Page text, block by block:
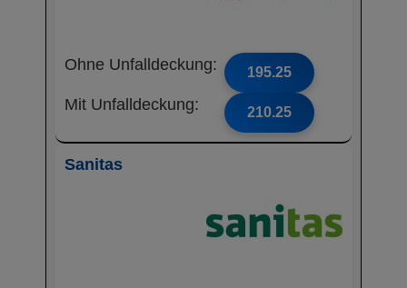
Ohne Unfalldeckung: 195.25
Mit Unfalldeckung: 210.25
Sanitas